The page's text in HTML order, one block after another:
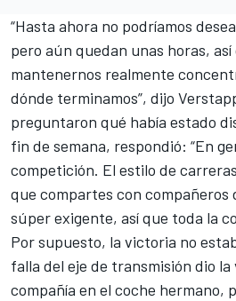
“Hasta ahora no podríamos
pero aún quedan unas horas,
mantenernos realmente
dónde terminamos”, dijo
preguntaron qué había estado
fin de semana, respondió: “En
competición. El estilo de
que compartes con compañeros
súper exigente, así que toda la
Por supuesto, la victoria no
falla del eje de transmisión dio
compañía en el coche hermano,